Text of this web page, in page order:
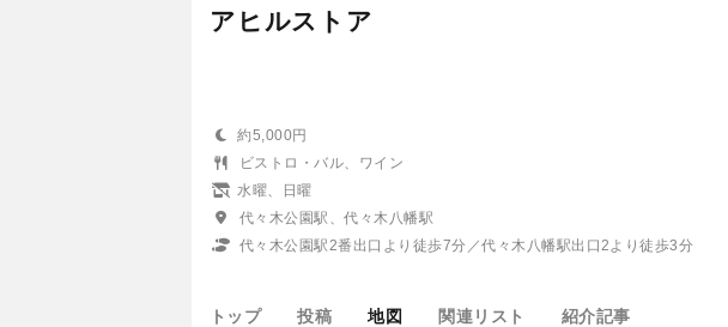
アヒルストア
約5,000円
ビストロ・バル、ワイン
水曜、日曜
代々木公園駅、代々木八幡駅
代々木公園駅2番出口より徒歩7分／代々木八幡駅出口2より徒歩3分
トップ 投稿 地図 関連リスト 紹介記事